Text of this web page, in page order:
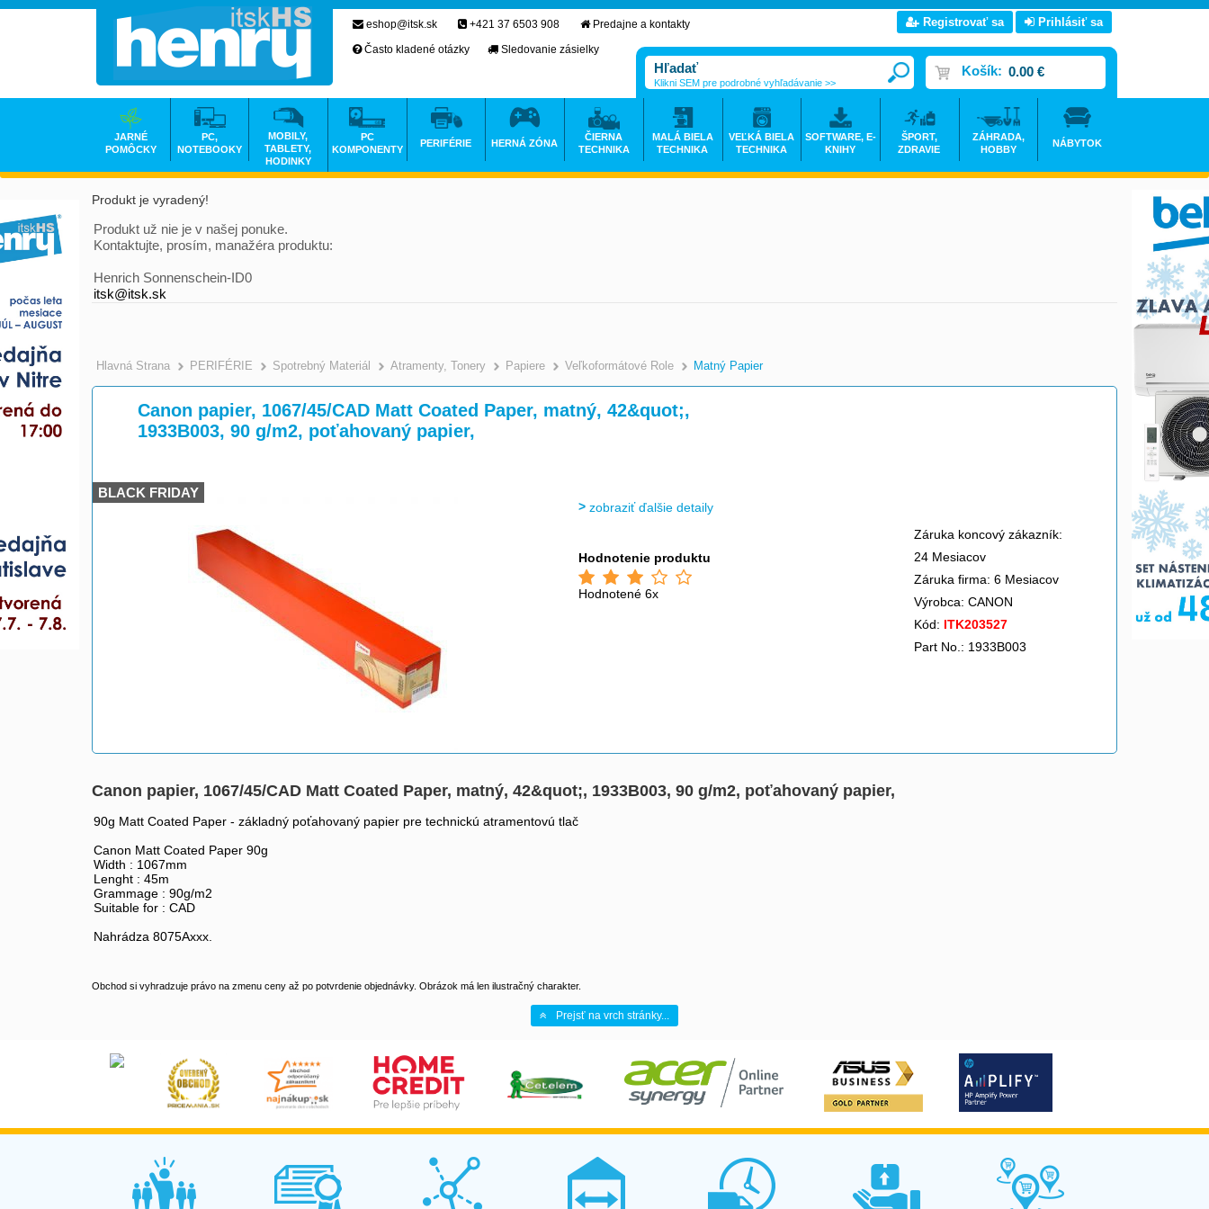
Produkt je vyradený!
Produkt už nie je v našej ponuke.
Kontaktujte, prosím, manažéra produktu:
Henrich Sonnenschein-ID0
itsk@itsk.sk
Hlavná Strana >
PERIFÉRIE >
Spotrebný Materiál >
Atramenty, Tonery >
Papiere >
Veľkoformátové Role >Matný Papier
Canon papier, 1067/45/CAD Matt Coated Paper, matný, 42&quot;,
1933B003, 90 g/m2, poťahovaný papier,
BLACK FRIDAY
zobraziť ďalšie detaily
Hodnotenie produktu
Hodnotené 6x
Záruka koncový zákazník:
24 Mesiacov
Záruka firma: 6 Mesiacov
Výrobca: CANON
Kód: ITK203527
Part No.: 1933B003
Canon papier, 1067/45/CAD Matt Coated Paper, matný, 42&quot;, 1933B003, 90 g/m2, poťahovaný papier,
90g Matt Coated Paper - základný poťahovaný papier pre technickú atramentovú tlač
Canon Matt Coated Paper 90g
Width : 1067mm
Lenght : 45m
Grammage : 90g/m2
Suitable for : CAD
Nahrádza 8075Axxx.
Obchod si vyhradzuje právo na zmenu ceny až po potvrdenie objednávky. Obrázok má len ilustračný charakter.
Prejsť na vrch stránky...
eshop@itsk.sk +421 37 6503 908
Predajne a kontakty
Často kladené otázky
Sledovanie zásielky
Registrovať sa Prihlásiť sa
Košík: 0.00 €
Klikni SEM pre podrobné vyhľadávanie >>
JARNÉ
POMÔCKY
PC,
NOTEBOOKY
MOBILY,
TABLETY,
HODINKY
PC
KOMPONENTY
PERIFÉRIE HERNÁ ZÓNA
ČIERNA
TECHNIKA
MALÁ BIELA
TECHNIKA
VEĽKÁ BIELA
TECHNIKA
SOFTWARE, E-
KNIHY
ŠPORT,
ZDRAVIE
ZÁHRADA,
HOBBY
NÁBYTOK